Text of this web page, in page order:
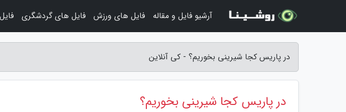
در پاریس کجا شیرینی بخوریم؟ - کی آنلاین
در پاریس کجا شیرینی بخوریم؟
آرشیو فایل و مقاله فایل های ورزش فایل های گردشگری